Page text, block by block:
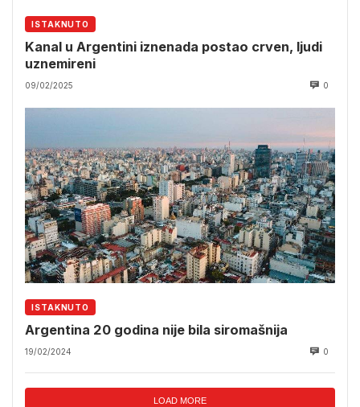
ISTAKNUTO
Kanal u Argentini iznenada postao crven, ljudi
uznemireni
09/02/2025 0
ISTAKNUTO
Argentina 20 godina nije bila siromašnija
19/02/2024 0
LOAD MORE